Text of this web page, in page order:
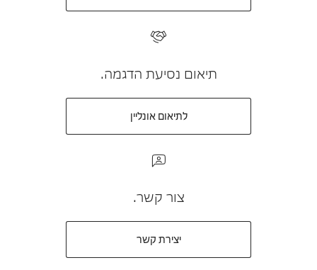
תיאום נסיעת הדגמה.
לתיאום אונליין
צור קשר.
יצירת קשר